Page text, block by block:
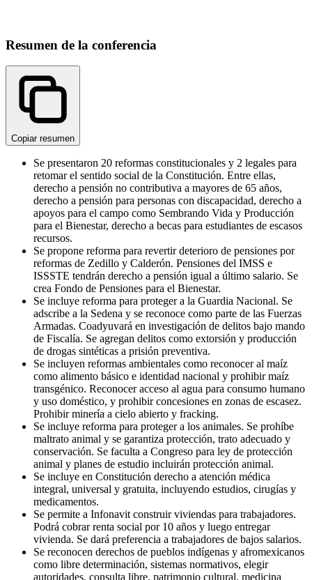
Resumen de la conferencia
Copiar resumen
Se presentaron 20 reformas constitucionales y 2 legales para
retomar el sentido social de la Constitución. Entre ellas,
derecho a pensión no contributiva a mayores de 65 años,
derecho a pensión para personas con discapacidad, derecho a
apoyos para el campo como Sembrando Vida y Producción
para el Bienestar, derecho a becas para estudiantes de escasos
recursos.
Se propone reforma para revertir deterioro de pensiones por
reformas de Zedillo y Calderón. Pensiones del IMSS e
ISSSTE tendrán derecho a pensión igual a último salario. Se
crea Fondo de Pensiones para el Bienestar.
Se incluye reforma para proteger a la Guardia Nacional. Se
adscribe a la Sedena y se reconoce como parte de las Fuerzas
Armadas. Coadyuvará en investigación de delitos bajo mando
de Fiscalía. Se agregan delitos como extorsión y producción
de drogas sintéticas a prisión preventiva.
Se incluyen reformas ambientales como reconocer al maíz
como alimento básico e identidad nacional y prohibir maíz
transgénico. Reconocer acceso al agua para consumo humano
y uso doméstico, y prohibir concesiones en zonas de escasez.
Prohibir minería a cielo abierto y fracking.
Se incluye reforma para proteger a los animales. Se prohíbe
maltrato animal y se garantiza protección, trato adecuado y
conservación. Se faculta a Congreso para ley de protección
animal y planes de estudio incluirán protección animal.
Se incluye en Constitución derecho a atención médica
integral, universal y gratuita, incluyendo estudios, cirugías y
medicamentos.
Se permite a Infonavit construir viviendas para trabajadores.
Podrá cobrar renta social por 10 años y luego entregar
vivienda. Se dará preferencia a trabajadores de bajos salarios.
Se reconocen derechos de pueblos indígenas y afromexicanos
como libre determinación, sistemas normativos, elegir
autoridades, consulta libre, patrimonio cultural, medicina